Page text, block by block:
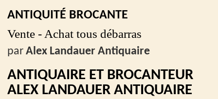
ANTIQUITÉ BROCANTE
Vente - Achat tous débarras
par Alex Landauer Antiquaire
ANTIQUAIRE ET BROCANTEUR
ALEX LANDAUER ANTIQUAIRE